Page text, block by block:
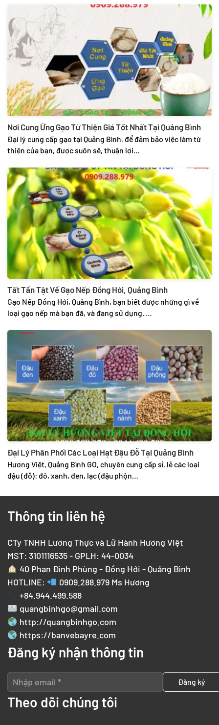
Nơi Cung Ứng Gạo Từ Thiện Giá Tốt Nhất Tại Quảng Bình
Đại lý cung cấp gạo tại Quảng Bình, để đảm bảo việc làm từ
thiện của bạn, được suôn sẽ, thuận lợi…
Tất Tần Tật Về Gạo Nếp Đồng Hới, Quảng Bình
Gạo Nếp Đồng Hới, Quảng Bình, bạn biết được những gì về
loại gạo nếp mà bạn đã, và đang sử dụng. …
Đại Lý Phân Phối Các Loại Hạt Đậu Đỗ Tại Quảng Bình
Hương Việt, Quảng Bình GO, chuyên cung cấp sỉ, lẻ các loại
đậu (đỗ): đỏ, xanh, đen, lạc (đậu phộn…
Thông tin liên hệ
CTy TNHH Lương Thực và Lữ Hành Hương Việt
MST: 3101116535 - GPLH: 44-0034
40 Phan Đình Phùng - Đồng Hới - Quảng Bình
HOTLINE:
0909.288.979Ms Hương
+84.944.499.588
quangbinhgo@gmail.com
http://quangbinhgo.com
https://banvebayre.com
Đăng ký nhận thông tin
Theo dõi chúng tôi